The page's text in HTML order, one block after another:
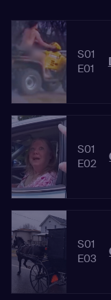
S01
E01
S01
E02
S01
E03